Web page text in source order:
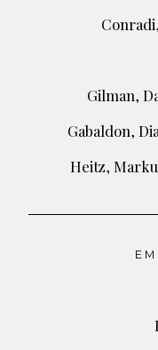
Gilman,
Gabaldon,
Heitz,